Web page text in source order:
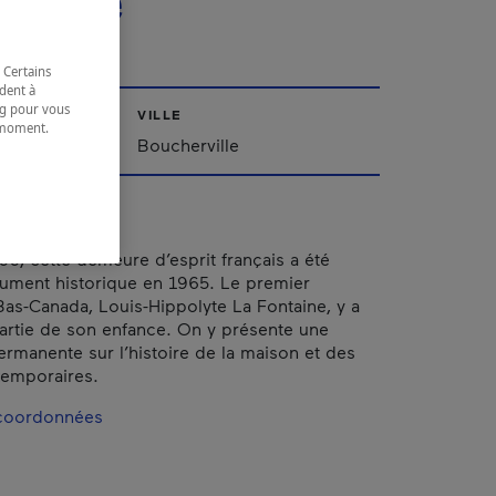
VILLE
Boucherville
cette demeure d’esprit français a été
historique en 1965. Le premier
Canada, Louis-Hippolyte La Fontaine, y a
de son enfance. On y présente une
sur l’histoire de la maison et des
à
pour vous